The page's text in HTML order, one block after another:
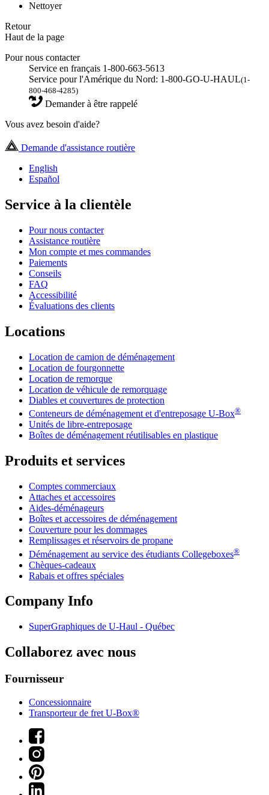
Nettoyer
Retour
Haut de la page
Pour nous contacter
Service en français 1-800-663-5613
Service pour l'Amérique du Nord: 1-800-GO-U-HAUL(1-
800-468-4285)
Demander à être rappelé
Vous avez besoin d'aide?
Demande d'assistance routière
English
Español
Service à la clientèle
Pour nous contacter
Assistance routière
Mon compte et mes commandes
Paiements
Conseils
FAQ
Accessibilité
Évaluations des clients
Locations
Location de camion de déménagement
Location de fourgonnette
Location de remorque
Location de véhicule de remorquage
Diables et couvertures de protection
Conteneurs de déménagement et d'entreposage U-Box®
Unités de libre-entreposage
Boîtes de déménagement réutilisables en plastique
Produits et services
Comptes commerciaux
Attaches et accessoires
Aides-déménageurs
Boîtes et accessoires de déménagement
Couverture pour les dommages
Remplissages et réservoirs de propane
Déménagement au service des étudiants Collegeboxes®
Chèques-cadeaux
Rabais et offres spéciales
Company Info
SuperGraphiques de U-Haul - Québec
Collaborez avec nous
Fournisseur
Concessionnaire
Transporteur de fret U-Box®